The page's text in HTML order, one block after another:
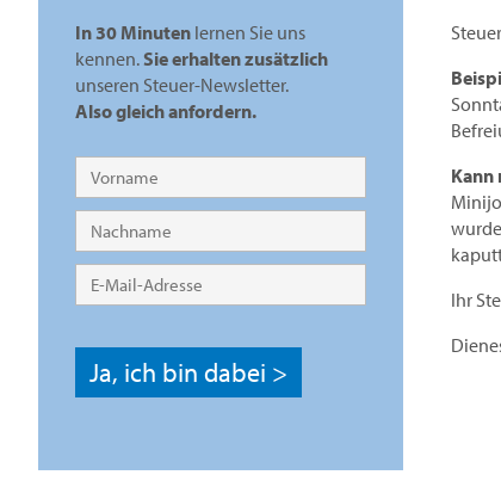
Kann
Ihr
In 30 Minutenlernen Sie uns
kennen. Sie erhalten zusätzlich
unseren Steuer-Newsletter.
Also gleich anfordern.